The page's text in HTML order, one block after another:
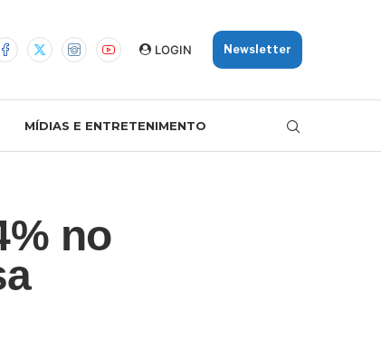
LOGIN Newsletter
MÍDIAS E ENTRETENIMENTO
no